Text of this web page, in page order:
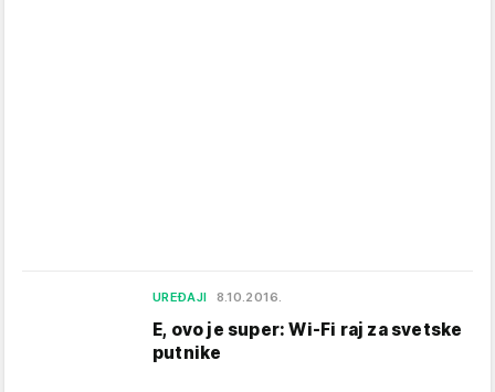
UREĐAJI 8.10.2016.
E, ovo je super: Wi-Fi raj za svetske
putnike